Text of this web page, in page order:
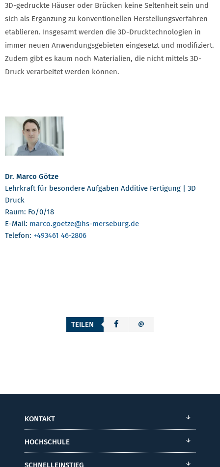
3D-gedruckte Häuser oder Brücken keine Seltenheit sein und
sich als Ergänzung zu konventionellen Herstellungsverfahren
etablieren. Insgesamt werden die 3D-Drucktechnologien in
immer neuen Anwendungsgebieten eingesetzt und modifiziert.
Zudem gibt es kaum noch Materialien, die nicht mittels 3D-
Druck verarbeitet werden können.
Dr. Marco Götze
Lehrkraft für besondere Aufgaben Additive Fertigung | 3D
Druck
Raum: Fo/0/18
E-Mail: marco.goetze@hs-merseburg.de
Telefon: +493461 46-2806
TEILEN
KONTAKT
HOCHSCHULE
SCHNELLEINSTIEG